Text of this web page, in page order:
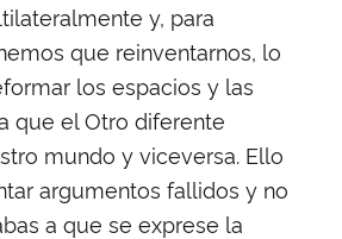
y, para
que reinventarnos, lo
los espacios y las
que el Otro diferente
mundo y viceversa. Ello
argumentos fallidos y no
a que se exprese la